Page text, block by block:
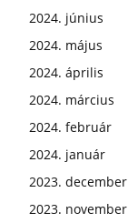
2024. június
2024. május
2024. április
2024. március
2024. február
2024. január
2023. december
2023. november